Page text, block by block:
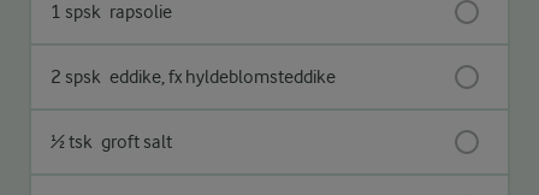
1 spsk rapsolie
2 spsk eddike, fx hyldeblomsteddike
½ tsk groft salt